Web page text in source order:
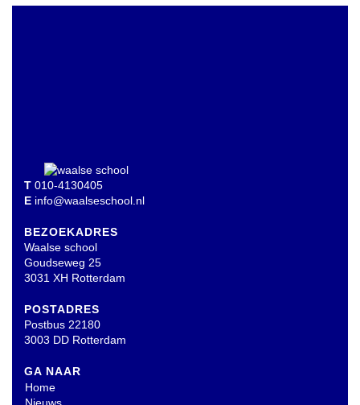
T 010-4130405
E info@waalseschool.nl
BEZOEKADRES
Waalse school
Goudseweg 25
3031 XH Rotterdam
POSTADRES
Postbus 22180
3003 DD Rotterdam
GA NAAR
Home